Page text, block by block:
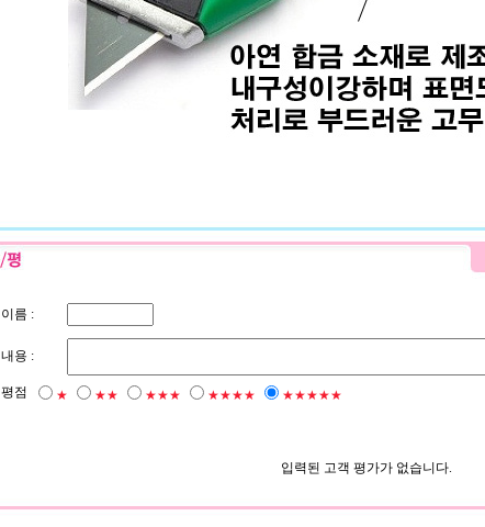
이름 :
내용 :
평점 ★ ★★ ★★★ ★★★★ ★★★★★
입력된 고객 평가가 없습니다.